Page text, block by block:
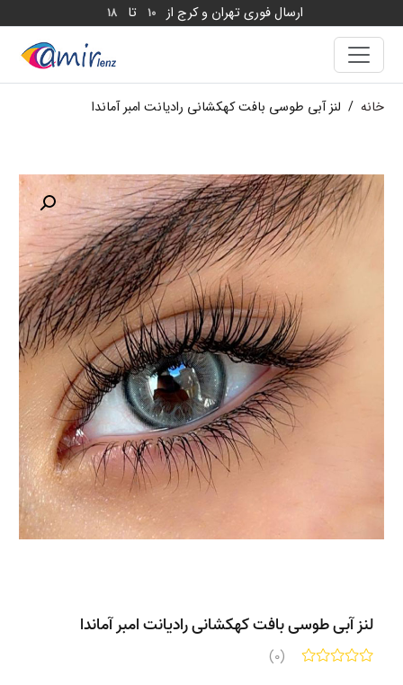
ارسال فوری تهران و کرج از 10 تا 18
خانه / لنز آبی طوسی بافت کهکشانی رادیانت امبر آماندا
لنز آبی طوسی بافت کهکشانی رادیانت امبر آماندا
(0)